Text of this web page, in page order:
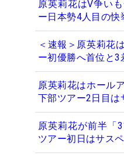
原英莉花はV争い
ー日本勢4人目の快
＜速報＞原英莉花
ー初優勝へ首位と3
原英莉花はホール
下部ツアー2日目は
原英莉花が前半
ツアー初日はサス